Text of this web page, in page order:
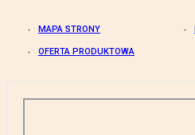
MAPA STRONY
OFERTA PRODUKTOWA